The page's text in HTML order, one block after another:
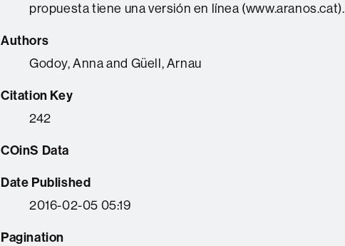
propuesta tiene una versión en línea (www.aranos.cat).
Authors
Godoy, Anna and Güell, Arnau
Citation Key
242
COinS Data
Date Published
2016-02-05 05:19
Pagination